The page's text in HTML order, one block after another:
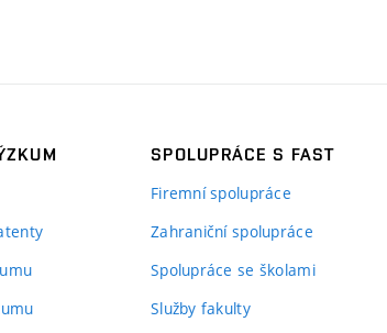
SPOLUPRÁCE S FAST
Firemní spolupráce
Zahraniční spolupráce
Spolupráce se školami
Služby fakulty